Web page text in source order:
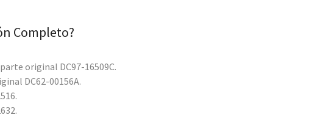
Completo?
original DC97-16509C.
DC62-00156A.